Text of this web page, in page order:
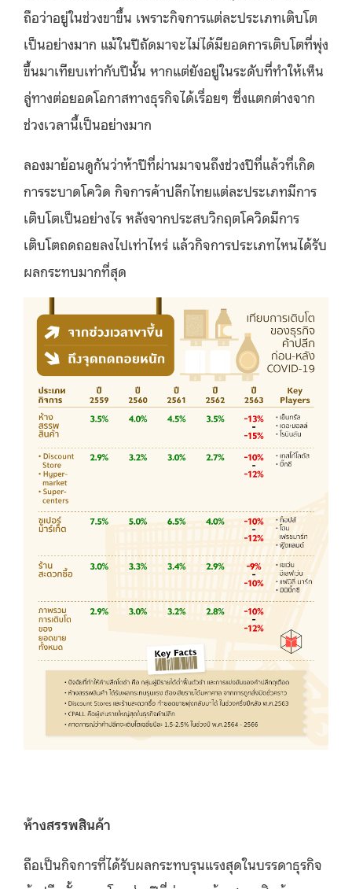
ถือว่าอยู่ในช่วงขาขึ้น เพราะกิจการแต่ละประเภทเติบโต
เป็นอย่างมาก แม้ในปีถัดมาจะไม่ได้มียอดการเติบโตที่พุ่ง
ขึ้นมาเทียบเท่ากับปีนั้น หากแต่ยังอยู่ในระดับที่ทำให้เห็น
ลู่ทางต่อยอดโอกาสทางธุรกิจได้เรื่อยๆ ซึ่งแตกต่างจาก
ช่วงเวลานี้เป็นอย่างมาก
ลองมาย้อนดูกันว่าห้าปีที่ผ่านมาจนถึงช่วงปีที่แล้วที่เกิด
การระบาดโควิด กิจการค้าปลีกไทยแต่ละประเภทมีการ
เติบโตเป็นอย่างไร หลังจากประสบวิกฤตโควิดมีการ
เติบโตถดถอยลงไปเท่าไหร่ แล้วกิจการประเภทไหนได้รับ
ผลกระทบมากที่สุด
ห้างสรรพสินค้า
ถือเป็นกิจการที่ได้รับผลกระทบรุนแรงสุดในบรรดาธุรกิจ